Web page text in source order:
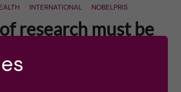
INTERNATIONAL NOBELPRIS
research must be